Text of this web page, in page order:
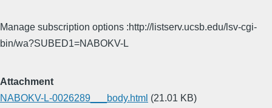
Manage subscription options :http://listserv.ucsb.edu/lsv-cgi-
bin/wa?SUBED1=NABOKV-L
Attachment
NABOKV-L-0026289___body.html (21.01 KB)